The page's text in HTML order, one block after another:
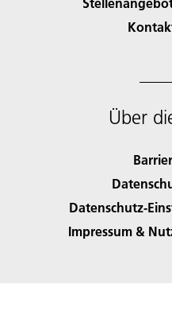
Über
Datenschutz-
Impressum &